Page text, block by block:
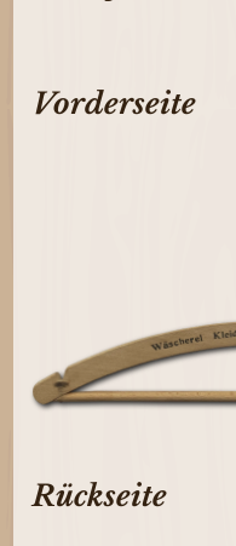
Vorderseite
Rückseite